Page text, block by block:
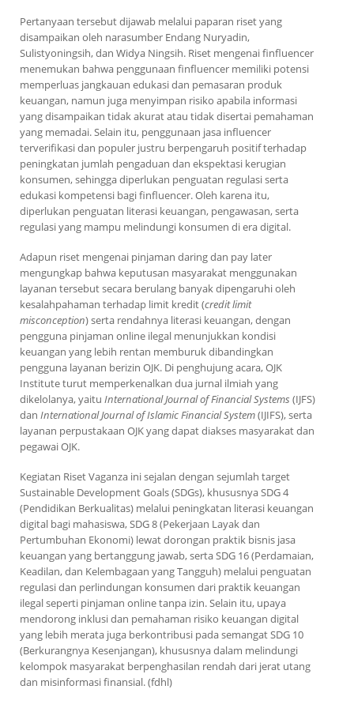
Pertanyaan tersebut dijawab melalui paparan riset yang
disampaikan oleh narasumber Endang Nuryadin,
Sulistyoningsih, dan Widya Ningsih. Riset mengenai finfluencer
menemukan bahwa penggunaan finfluencer memiliki potensi
memperluas jangkauan edukasi dan pemasaran produk
keuangan, namun juga menyimpan risiko apabila informasi
yang disampaikan tidak akurat atau tidak disertai pemahaman
yang memadai. Selain itu, penggunaan jasa influencer
terverifikasi dan populer justru berpengaruh positif terhadap
peningkatan jumlah pengaduan dan ekspektasi kerugian
konsumen, sehingga diperlukan penguatan regulasi serta
edukasi kompetensi bagi finfluencer. Oleh karena itu,
diperlukan penguatan literasi keuangan, pengawasan, serta
regulasi yang mampu melindungi konsumen di era digital.
Adapun riset mengenai pinjaman daring dan pay later
mengungkap bahwa keputusan masyarakat menggunakan
layanan tersebut secara berulang banyak dipengaruhi oleh
kesalahpahaman terhadap limit kredit (credit limit
misconception) serta rendahnya literasi keuangan, dengan
pengguna pinjaman online ilegal menunjukkan kondisi
keuangan yang lebih rentan memburuk dibandingkan
pengguna layanan berizin OJK. Di penghujung acara, OJK
Institute turut memperkenalkan dua jurnal ilmiah yang
dikelolanya, yaitu International Journal of Financial Systems (IJFS)
dan International Journal of Islamic Financial System(IJIFS), serta
layanan perpustakaan OJK yang dapat diakses masyarakat dan
pegawai OJK.
Kegiatan Riset Vaganza ini sejalan dengan sejumlah target
Sustainable Development Goals (SDGs), khususnya SDG 4
(Pendidikan Berkualitas) melalui peningkatan literasi keuangan
digital bagi mahasiswa, SDG 8 (Pekerjaan Layak dan
Pertumbuhan Ekonomi) lewat dorongan praktik bisnis jasa
keuangan yang bertanggung jawab, serta SDG 16 (Perdamaian,
Keadilan, dan Kelembagaan yang Tangguh) melalui penguatan
regulasi dan perlindungan konsumen dari praktik keuangan
ilegal seperti pinjaman online tanpa izin. Selain itu, upaya
mendorong inklusi dan pemahaman risiko keuangan digital
yang lebih merata juga berkontribusi pada semangat SDG 10
(Berkurangnya Kesenjangan), khususnya dalam melindungi
kelompok masyarakat berpenghasilan rendah dari jerat utang
dan misinformasi finansial. (fdhl)